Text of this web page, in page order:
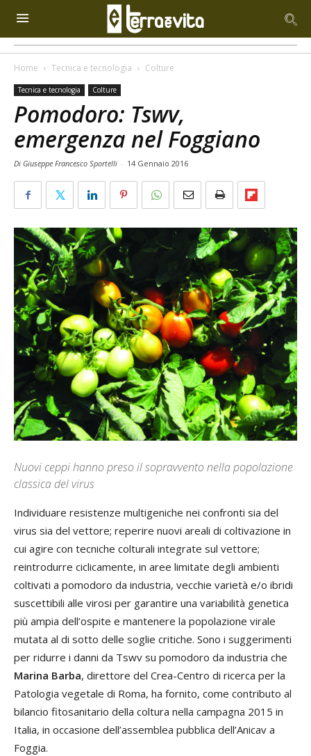
Home Tecnica e tecnologia Colture
Tecnica e tecnologia Colture
Pomodoro: Tswv,
emergenza nel Foggiano
Di Giuseppe Francesco Sportelli - 14 Gennaio 2016
Nuovi ceppi hanno preso il sopravvento nella popolazione
classica del virus
Individuare resistenze multigeniche nei confronti sia del
virus sia del vettore; reperire nuovi areali di coltivazione in
cui agire con tecniche colturali integrate sul vettore;
reintrodurre ciclicamente, in aree limitate degli ambienti
coltivati a pomodoro da industria, vecchie varietà e/o ibridi
suscettibili alle virosi per garantire una variabilità genetica
più ampia dell’ospite e mantenere la popolazione virale
mutata al di sotto delle soglie critiche. Sono i suggerimenti
per ridurre i danni da Tswv su pomodoro da industria che
Marina Barba, direttore del Crea-Centro di ricerca per la
Patologia vegetale di Roma, ha fornito, come contributo al
bilancio fitosanitario della coltura nella campagna 2015 in
Italia, in occasione dell’assemblea pubblica dell’Anicav a
Foggia.